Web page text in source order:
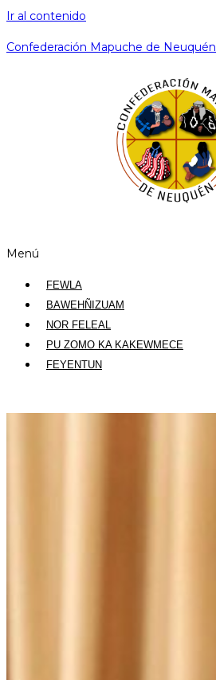
Ir al contenido
Confederación Mapuche de Neuquén
Menú
FEWLA
BAWEHÑIZUAM
NOR FELEAL
PU ZOMO KA KAKEWMECE
FEYENTUN